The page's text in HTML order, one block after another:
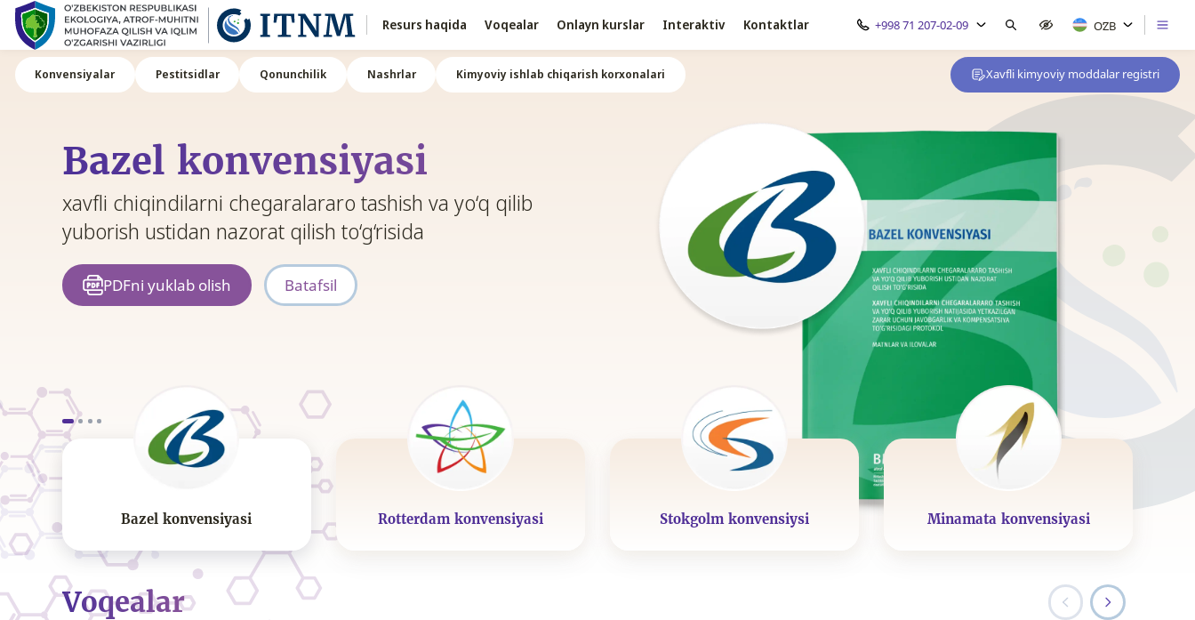
Resurs haqida Voqealar Onlayn kurslar Interaktiv Kontaktlar +998 71 207-02-09 OʻZB
Konvensiyalar Pestitsidlar Qonunchilik Nashrlar Kimyoviy ishlab chiqarish korxonalari Xavfli kimyoviy moddalar registri
Bazel konvensiyasi
xavfli chiqindilarni chegaralararo tashish va yo‘q qilib
yuborish ustidan nazorat qilish to‘g‘risida
PDFni yuklab olish Batafsil
Bazel konvensiyasi Rotterdam konvensiyasi Stokgolm konvensiysi Minamata konvensiyasi
Voqealar